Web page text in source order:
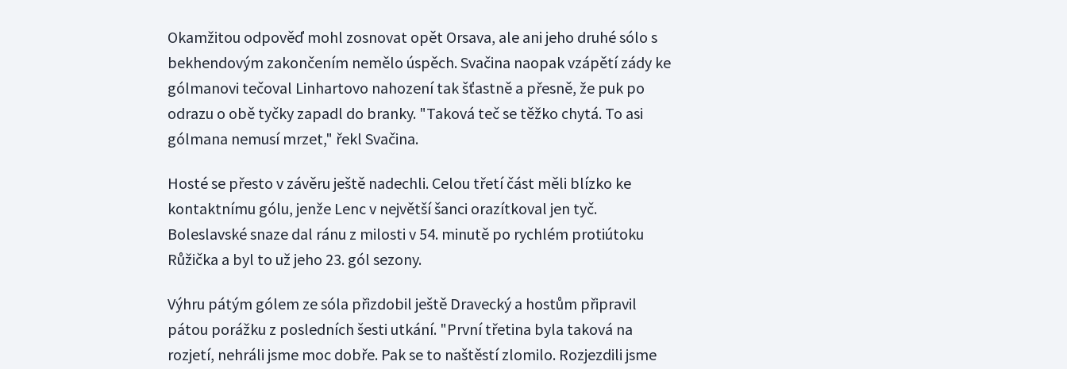
Okamžitou odpověď mohl zosnovat opět Orsava, ale ani jeho druhé sólo s
bekhendovým zakončením nemělo úspěch. Svačina naopak vzápětí zády ke
gólmanovi tečoval Linhartovo nahození tak šťastně a přesně, že puk po
odrazu o obě tyčky zapadl do branky. "Taková teč se těžko chytá. To asi
gólmana nemusí mrzet," řekl Svačina.
Hosté se přesto v závěru ještě nadechli. Celou třetí část měli blízko ke
kontaktnímu gólu, jenže Lenc v největší šanci orazítkoval jen tyč.
Boleslavské snaze dal ránu z milosti v 54. minutě po rychlém protiútoku
Růžička a byl to už jeho 23. gól sezony.
Výhru pátým gólem ze sóla přizdobil ještě Dravecký a hostům připravil
pátou porážku z posledních šesti utkání. "První třetina byla taková na
rozjetí, nehráli jsme moc dobře. Pak se to naštěstí zlomilo. Rozjezdili jsme